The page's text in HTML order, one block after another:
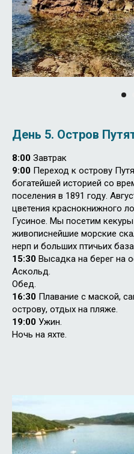
День 5. Остров
8:00 Завтрак
9:00 Переход к острову
богатейшей историей со
поселения в 1891 году.
цветения краснокнижного
Гусиное. Мы посетим
живописнейшие морские
нерп и больших птичьих
15:30 Высадка на берег на
Аскольд.
Обед.
16:30 Плавание с маской,
острову, отдых на пляже.
19:00 Ужин.
Ночь на яхте.